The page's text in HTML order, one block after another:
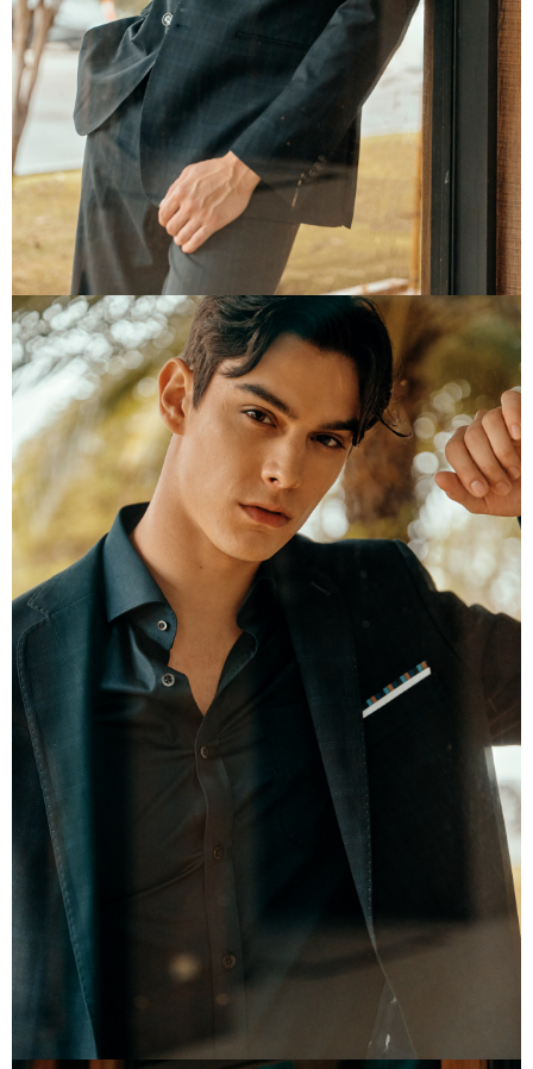
任。
４．使用「AFTEE先享後付」時，將依據個別帳號之用戶狀況，依本公司即
時審查核予不同之上限額度；若仍有額度不足之情形，本公司將視審查結果
請求用戶進行身份認證。
５．嚴禁一人註冊多個帳號或使用他人資訊註冊。若發現惡意使用之情形，
恩沛科技股份有限公司將有權停止該用戶之使用額度並採取法律行動。